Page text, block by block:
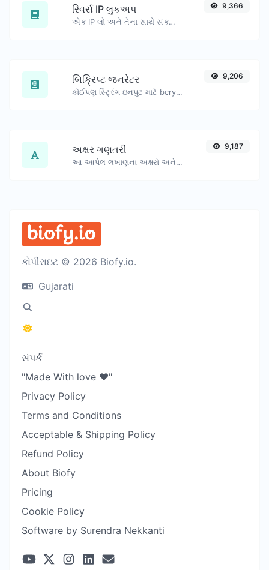
રિવર્સ IP લુકઅપ
એક IP લો અને તેના સાથે સંકળાયેલ ડોમેન/હોસ્ટ શોધવાનો પ્રયાસ કરો.
9,366
બિક્રિપ્ટ જનરેટર
કોઈપણ સ્ટ્રિંગ ઇનપુટ માટે bcrypt પાસવર્ડ હેશ જનરેટ કરો.
9,206
અક્ષર ગણતરી
આ આપેલ લખાણના અક્ષરો અને શબ્દોની સંખ્યા ગણો.
9,187
કોપીરાઇટ © 2026 Biofy.io.
Gujarati
સંપર્ક
"Made With love ❤️"
Privacy Policy
Terms and Conditions
Acceptable & Shipping Policy
Refund Policy
About Biofy
Pricing
Cookie Policy
Software by Surendra Nekkanti